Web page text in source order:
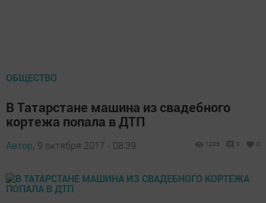
ОБЩЕСТВО
В Татарстане машина из свадебного
кортежа попала в ДТП
Автор, 9 октября 2017 - 08:39 1205 0 0